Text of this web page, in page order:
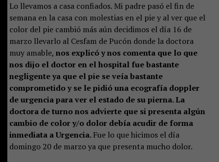
Lo llevamos a casa confiados. Mi padre pasó el fin de
semana en la casa con molestias en el pie y al ver que el
color del pie cambió más aún decidimos el día 16 de
marzo llevarlo al Cesfam de Pucón donde la doctora
muy amable, nos explicó y nos comenta que lo que
nos dijo el doctor en el hospital fue bastante
negligente ya que el pie se veía bastante
comprometido y se le pidió una ecografía doppler
de urgencia para ver el estado de su pierna. La
doctora de turno nos advierte que si presenta algún
cambio de color y/o dolor debía acudir de forma
inmediata a Urgencia.Fue lo que hicimos el día
domingo 20 de marzo ya que presenta mucho dolor.